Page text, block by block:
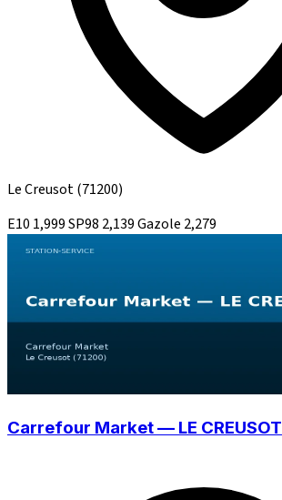
Le Creusot(71200)
E10 1,999SP98 2,139Gazole 2,279
Carrefour Market — LE CREUSOT